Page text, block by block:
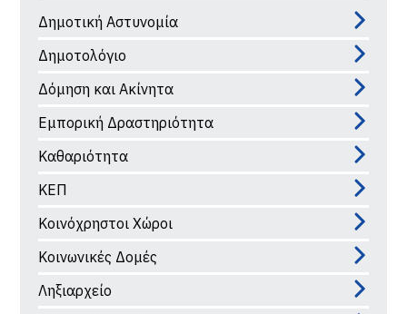
Δημοτική Αστυνομία
Δημοτολόγιο
Δόμηση και Ακίνητα
Εμπορική Δραστηριότητα
Καθαριότητα
ΚΕΠ
Κοινόχρηστοι Χώροι
Κοινωνικές Δομές
Ληξιαρχείο